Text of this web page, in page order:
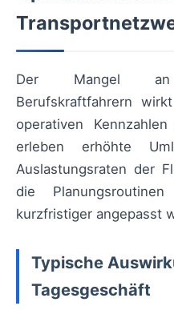
Der Mangel an
Berufskraftfahrern
operativen
erleben erhöhte
Auslastungsraten der
die
kurzfristiger angepasst
Typische
Tagesgeschäft